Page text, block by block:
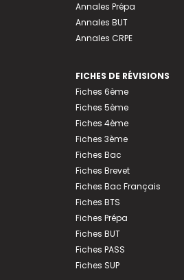
Annales Prépa
Annales BUT
Annales CRPE
FICHES DE RÉVISIONS
Fiches 6ème
Fiches 5ème
Fiches 4ème
Fiches 3ème
Fiches Bac
Fiches Brevet
Fiches Bac Français
Fiches BTS
Fiches Prépa
Fiches BUT
Fiches PASS
Fiches SUP